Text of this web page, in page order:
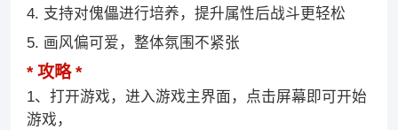
4. 支持对傀儡进行培养，提升属性后战斗更轻松
5. 画风偏可爱，整体氛围不紧张
攻略
1、打开游戏，进入游戏主界面，点击屏幕即可开始
游戏，